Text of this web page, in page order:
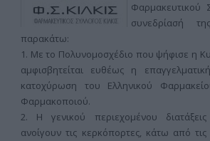
Φαρμακευτικού
συνεδρίασή
παρακάτω:
1. Με το Πολυνομοσχέδιο που ψήφισε η
αμφισβητείται ευθέως η
κατοχύρωση του Ελληνικού
Φαρμακοποιού.
2. Η γενικού περιεχομένου
ανοίγουν τις κερκόπορτες, κάτω από